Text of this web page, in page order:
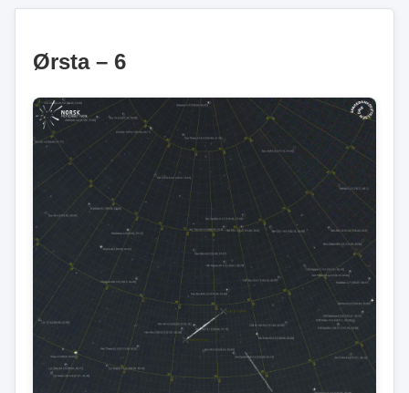
Ørsta – 6